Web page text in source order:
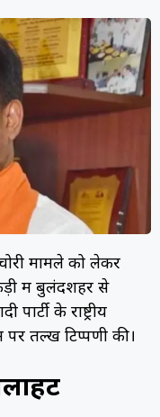
मामले को लेकर
में बुलंदशहर से
के राष्ट्रीय
तल्ख टिप्पणी की।